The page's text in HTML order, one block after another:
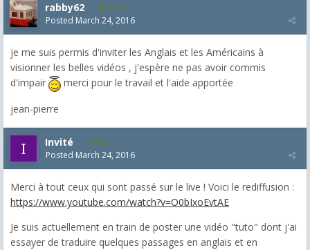
rabby62 8,454
Posted March 24, 2016
je me suis permis d'inviter les Anglais et les Américains à
visionner les belles vidéos , j'espère ne pas avoir commis
d'impair
merci pour le travail et l'aide apportée
jean-pierre
Invité 456
Posted March 24, 2016
Merci à tout ceux qui sont passé sur le live ! Voici le rediffusion :
https://www.youtube.com/watch?v=O0bIxoEvtAE
Je suis actuellement en train de poster une vidéo "tuto" dont j'ai
essayer de traduire quelques passages en anglais et en